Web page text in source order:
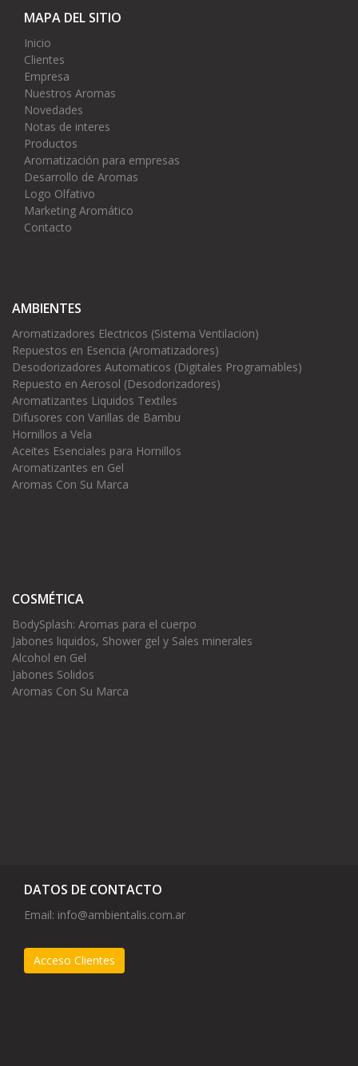
MAPA DEL SITIO
Inicio
Clientes
Empresa
Nuestros Aromas
Novedades
Notas de interes
Productos
Aromatización para empresas
Desarrollo de Aromas
Logo Olfativo
Marketing Aromático
Contacto
AMBIENTES
Aromatizadores Electricos (Sistema Ventilacion)
Repuestos en Esencia (Aromatizadores)
Desodorizadores Automaticos (Digitales Programables)
Repuesto en Aerosol (Desodorizadores)
Aromatizantes Liquidos Textiles
Difusores con Varillas de Bambu
Hornillos a Vela
Aceites Esenciales para Hornillos
Aromatizantes en Gel
Aromas Con Su Marca
COSMÉTICA
BodySplash: Aromas para el cuerpo
Jabones liquidos, Shower gel y Sales minerales
Alcohol en Gel
Jabones Solidos
Aromas Con Su Marca
DATOS DE CONTACTO
Email: info@ambientalis.com.ar
Acceso Clientes